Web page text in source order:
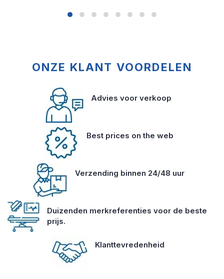
ONZE KLANT VOORDELEN
Advies voor verkoop
Best prices on the web
Verzending binnen 24/48 uur
Duizenden merkreferenties voor de beste
prijs.
Klanttevredenheid